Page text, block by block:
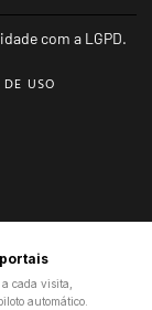
com a LGPD.
USO
cada visita,
automático.